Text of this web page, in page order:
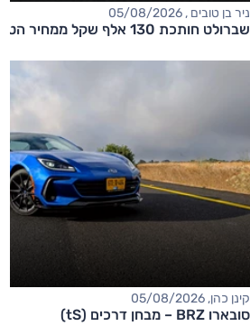
ניר בן טובים , 05/08/2026
שברולט חותכת 130 אלף שקל ממחיר הטאהו
קינן כהן, 05/08/2026
סובארו BRZ – מבחן דרכים (tS)